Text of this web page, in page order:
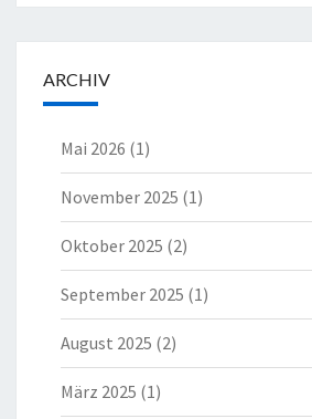
ARCHIV
Mai 2026 (1)
November 2025 (1)
Oktober 2025 (2)
September 2025 (1)
August 2025 (2)
März 2025 (1)